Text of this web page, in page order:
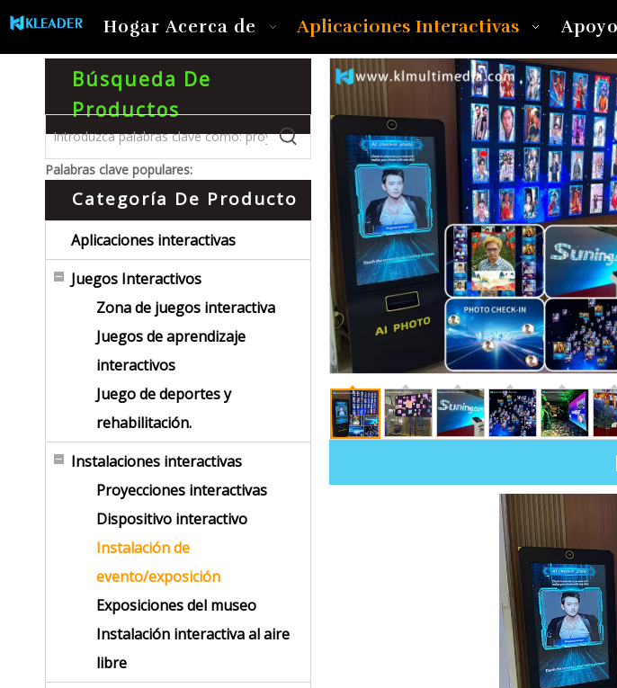
Hogar Acerca de Aplicaciones Interactivas
Búsqueda De
Productos
Palabras clave populares:
Categoría De Producto
Aplicaciones interactivas
Juegos Interactivos
Zona de juegos interactiva
Juegos de aprendizaje
interactivos
Juego de deportes y
rehabilitación.
Instalaciones interactivas
Proyecciones interactivas
Dispositivo interactivo
Instalación de
evento/exposición
Exposiciones del museo
Instalación interactiva al aire
libre